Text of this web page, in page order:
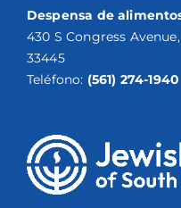
Despensa de
430 S Congress
33445
Teléfono: (561) 274-1940